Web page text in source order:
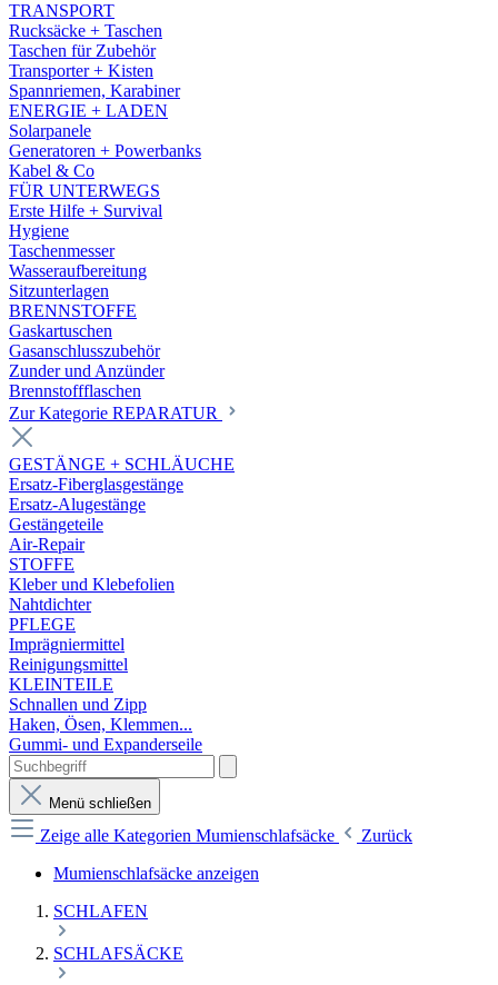
TRANSPORT
Rucksäcke + Taschen
Taschen für Zubehör
Transporter + Kisten
Spannriemen, Karabiner
ENERGIE + LADEN
Solarpanele
Generatoren + Powerbanks
Kabel & Co
FÜR UNTERWEGS
Erste Hilfe + Survival
Hygiene
Taschenmesser
Wasseraufbereitung
Sitzunterlagen
BRENNSTOFFE
Gaskartuschen
Gasanschlusszubehör
Zunder und Anzünder
Brennstoffflaschen
Zur Kategorie REPARATUR
GESTÄNGE + SCHLÄUCHE
Ersatz-Fiberglasgestänge
Ersatz-Alugestänge
Gestängeteile
Air-Repair
STOFFE
Kleber und Klebefolien
Nahtdichter
PFLEGE
Imprägniermittel
Reinigungsmittel
KLEINTEILE
Schnallen und Zipp
Haken, Ösen, Klemmen...
Gummi- und Expanderseile
Menü schließen
Zeige alle Kategorien Mumienschlafsäcke
Zurück
Mumienschlafsäcke anzeigen
SCHLAFEN
SCHLAFSÄCKE